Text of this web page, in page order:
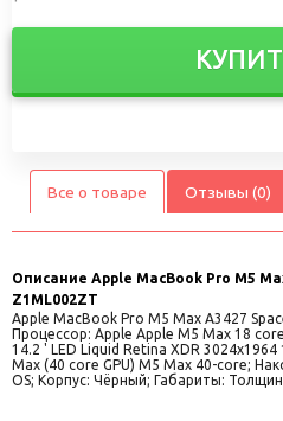
Все о товаре Отзывы (0)
Описание Apple MacBook Pro M5
Z1ML002ZT
Apple MacBook Pro M5 Max A3427
Процессор: Apple Apple M5 Max 18
14.2 ' LED Liquid Retina XDR
Max (40 core GPU) M5 Max 40-core;
OS; Корпус: Чёрный; Габариты: